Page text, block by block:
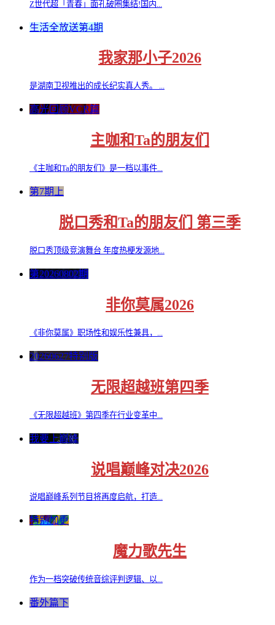
Z世代超「青春」面孔破圈集结!国内...
生活全放送第4期
我家那小子2026
是湖南卫视推出的成长纪实真人秀。 ...
高光回顾VCR篇
主咖和Ta的朋友们
《主咖和Ta的朋友们》是一档以事件...
第7期上
脱口秀和Ta的朋友们 第三季
脱口秀顶级竞演舞台 年度热梗发源地...
第20260802期
非你莫属2026
《非你莫属》职场性和娱乐性兼具，...
20260627特别版
无限超越班第四季
《无限超越班》第四季在行业变革中...
我要上巅峰
说唱巅峰对决2026
说唱巅峰系列节目将再度启航，打造...
特别加更
魔力歌先生
作为一档突破传统音综评判逻辑、以...
番外篇下